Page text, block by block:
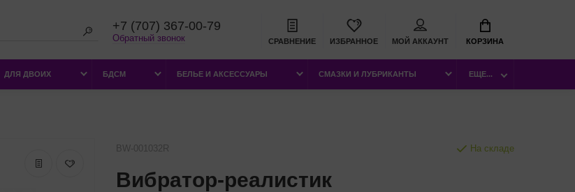
+7 (707) 367-00-79
Обратный звонок СРАВНЕНИЕ ИЗБРАННОЕ МОЙ АККАУНТ КОРЗИНА
ДЛЯ ДВОИХ БДСМ БЕЛЬЕ И АКСЕССУАРЫ СМАЗКИ И ЛУБРИКАНТЫ ЕЩЕ...
BW-001032R
Вибратор-реалистик
На складе